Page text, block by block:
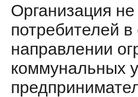
Организация
потребителей
направлении
коммунальных